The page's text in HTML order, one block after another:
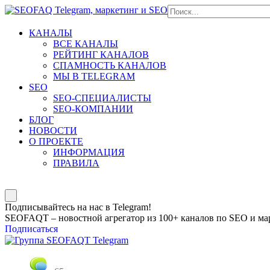
КАНАЛЫ
ВСЕ КАНАЛЫ
РЕЙТИНГ КАНАЛОВ
СПАМНОСТЬ КАНАЛОВ
МЫ В TELEGRAM
SEO
SEO-СПЕЦИАЛИСТЫ
SEO-КОМПАНИИ
БЛОГ
НОВОСТИ
О ПРОЕКТЕ
ИНФОРМАЦИЯ
ПРАВИЛА
Подписывайтесь на нас в Telegram!
SEOFAQT – новостной агрегатор из 100+ каналов по SEO и
Подписаться